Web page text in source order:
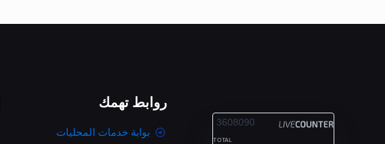
3608090
TOTAL
روابط تهمك
بوابة خدمات المحليات